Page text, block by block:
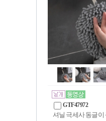
GTF47972
셔닐 극세사 동글